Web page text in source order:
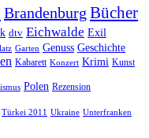
Brandenburg Bücher
dtv Eichwalde Exil
Garten Genuss Geschichte
Kabarett Konzert Krimi Kunst
Polen Rezension
Türkei 2011 Ukraine Unterfranken